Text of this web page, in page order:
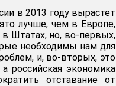
в 2013 году вырастет
лучше, чем в Европе,
Штатах, но, во-первых,
необходимы нам для
и, во-вторых, это
российская экономика
отставание от